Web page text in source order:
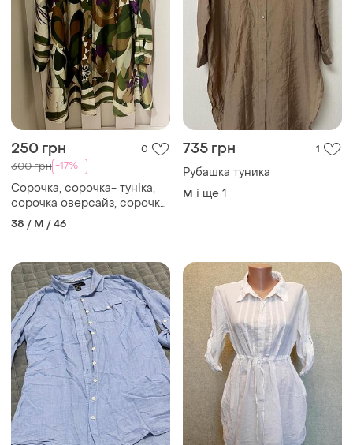
250 грн 0
300 грн -17%
Сорочка, сорочка- туніка,
сорочка оверсайз, сорочка
для вагітних
38 / M / 46
735 грн 1
Рубашка туника
M і ще 1